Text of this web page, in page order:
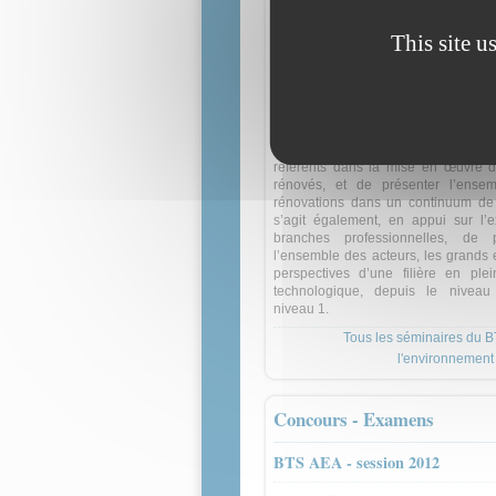
Lycée Diderot, Paris
Ce séminaire a pour objectif
référents dans la mise en œuvre
rénovés, et de présenter
rénovations dans un continuum
s’agit également, en appui sur
branches professionnelles, de
l’ensemble des acteurs, les grands
perspectives d’une filière en
technologique, depuis le niveau
niveau 1.
Tous les séminaires du
Concours - Examens
BTS AEA - session 2012
This site